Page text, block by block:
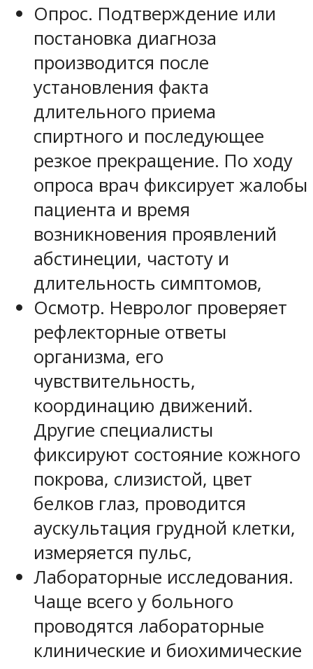
Опрос. Подтверждение или
постановка диагноза
производится после
установления факта
длительного приема
спиртного и последующее
резкое прекращение. По ходу
опроса врач фиксирует жалобы
пациента и время
возникновения проявлений
абстинеции, частоту и
длительность симптомов,
Осмотр. Невролог проверяет
рефлекторные ответы
организма, его
чувствительность,
координацию движений.
Другие специалисты
фиксируют состояние кожного
покрова, слизистой, цвет
белков глаз, проводится
аускультация грудной клетки,
измеряется пульс,
Лабораторные исследования.
Чаще всего у больного
проводятся лабораторные
клинические и биохимические